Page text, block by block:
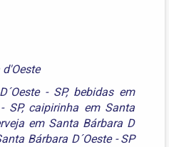
- SP, bebidas em
SP, caipirinha em Santa
em Santa Bárbara D
Bárbara D´Oeste - SP